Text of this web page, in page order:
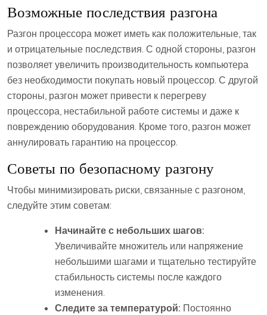
Возможные последствия разгона
Разгон процессора может иметь как положительные, так
и отрицательные последствия. С одной стороны, разгон
позволяет увеличить производительность компьютера
без необходимости покупать новый процессор. С другой
стороны, разгон может привести к перегреву
процессора, нестабильной работе системы и даже к
повреждению оборудования. Кроме того, разгон может
аннулировать гарантию на процессор.
Советы по безопасному разгону
Чтобы минимизировать риски, связанные с разгоном,
следуйте этим советам:
Начинайте с небольших шагов:
Увеличивайте множитель или напряжение
небольшими шагами и тщательно тестируйте
стабильность системы после каждого
изменения.
Следите за температурой: Постоянно